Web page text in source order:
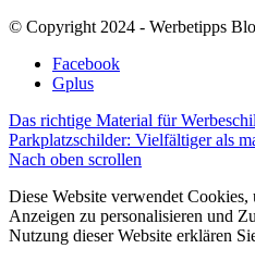
© Copyright 2024 - Werbetipps
Facebook
Gplus
Das richtige Material für
Parkplatzschilder: Vielfältiger als
Nach oben scrollen
Diese Website verwendet Cookies,
Anzeigen zu personalisieren und
Nutzung dieser Website erklären